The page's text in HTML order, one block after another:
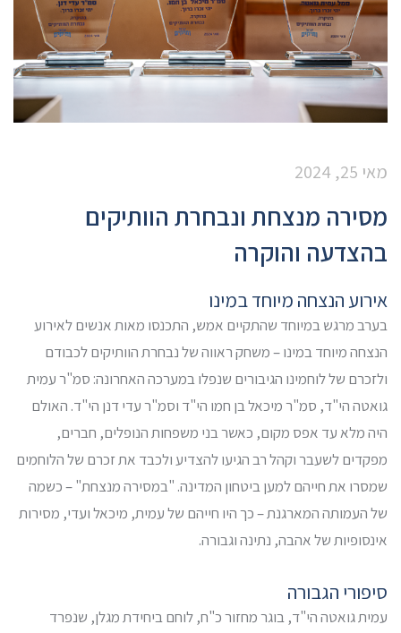
מאי 25, 2024
מסירה מנצחת ונבחרת הוותיקים
בהצדעה והוקרה
אירוע הנצחה מיוחד במינו
בערב מרגש במיוחד שהתקיים אמש, התכנסו מאות אנשים לאירוע
הנצחה מיוחד במינו – משחק ראווה של נבחרת הוותיקים לכבודם
ולזכרם של לוחמינו הגיבורים שנפלו במערכה האחרונה: סמ"ר עמית
גואטה הי"ד, סמ"ר מיכאל בן חמו הי"ד וסמ"ר עדי דנן הי"ד. האולם
היה מלא עד אפס מקום, כאשר בני משפחות הנופלים, חברים,
מפקדים לשעבר וקהל רב הגיעו להצדיע ולכבד את זכרם של הלוחמים
שמסרו את חייהם למען ביטחון המדינה. "במסירה מנצחת" – כשמה
של העמותה המארגנת – כך היו חייהם של עמית, מיכאל ועדי, מסירות
אינסופיות של אהבה, נתינה וגבורה.
סיפורי הגבורה
עמית גואטה הי"ד, בוגר מחזור כ"ח, לוחם ביחידת מגלן, שנפרד